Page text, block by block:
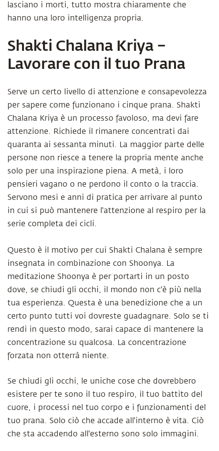
lasciano i morti, tutto mostra chiaramente che
hanno una loro intelligenza propria.
Shakti Chalana Kriya –
Lavorare con il tuo Prana
Serve un certo livello di attenzione e consapevolezza
per sapere come funzionano i cinque prana. Shakti
Chalana Kriya è un processo favoloso, ma devi fare
attenzione. Richiede il rimanere concentrati dai
quaranta ai sessanta minuti. La maggior parte delle
persone non riesce a tenere la propria mente anche
solo per una inspirazione piena. A metà, i loro
pensieri vagano o ne perdono il conto o la traccia.
Servono mesi e anni di pratica per arrivare al punto
in cui si può mantenere l'attenzione al respiro per la
serie completa dei cicli.
Questo è il motivo per cui Shakti Chalana è sempre
insegnata in combinazione con Shoonya. La
meditazione Shoonya è per portarti in un posto
dove, se chiudi gli occhi, il mondo non c'è più nella
tua esperienza. Questa è una benedizione che a un
certo punto tutti voi dovreste guadagnare. Solo se ti
rendi in questo modo, sarai capace di mantenere la
concentrazione su qualcosa. La concentrazione
forzata non otterrà niente.
Se chiudi gli occhi, le uniche cose che dovrebbero
esistere per te sono il tuo respiro, il tuo battito del
cuore, i processi nel tuo corpo e i funzionamenti del
tuo prana. Solo ciò che accade all'interno è vita. Ciò
che sta accadendo all'esterno sono solo immagini.